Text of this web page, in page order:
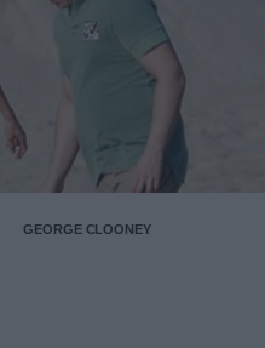
GEORGE CLOONEY